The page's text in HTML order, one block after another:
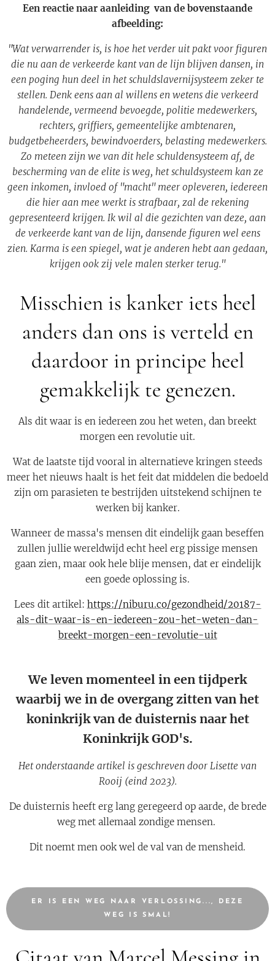
Een reactie naar aanleiding van de bovenstaande
afbeelding:
"Wat verwarrender is, is hoe het verder uit pakt voor figuren
die nu aan de verkeerde kant van de lijn blijven dansen, in
een poging hun deel in het schuldslavernijsysteem zeker te
stellen. Denk eens aan al willens en wetens die verkeerd
handelende, vermeend bevoegde, politie medewerkers,
rechters, griffiers, gemeentelijke ambtenaren,
budgetbeheerders, bewindvoerders, belasting medewerkers.
Zo meteen zijn we van dit hele schuldensysteem af, de
bescherming van de elite is weg, het schuldsysteem kan ze
geen inkomen, invloed of "macht" meer opleveren, iedereen
die hier aan mee werkt is strafbaar, zal de rekening
gepresenteerd krijgen. Ik wil al die gezichten van deze, aan
de verkeerde kant van de lijn, dansende figuren wel eens
zien. Karma is een spiegel, wat je anderen hebt aan gedaan,
krijgen ook zij vele malen sterker terug."
Misschien is kanker iets heel
anders dan ons is verteld en
daardoor in principe heel
gemakkelijk te genezen.
Als dit waar is en iedereen zou het weten, dan breekt
morgen een revolutie uit.
Wat de laatste tijd vooral in alternatieve kringen steeds
meer het nieuws haalt is het feit dat middelen die bedoeld
zijn om parasieten te bestrijden uitstekend schijnen te
werken bij kanker.
Wanneer de massa's mensen dit eindelijk gaan beseffen
zullen jullie wereldwijd echt heel erg pissige mensen
gaan zien, maar ook hele blije mensen, dat er eindelijk
een goede oplossing is.
Lees dit artikel: https://niburu.co/gezondheid/20187-
als-dit-waar-is-en-iedereen-zou-het-weten-dan-
breekt-morgen-een-revolutie-uit
We leven momenteel in een tijdperk
waarbij we in de overgang zitten van het
koninkrijk van de duisternis naar het
Koninkrijk GOD's.
Het onderstaande artikel is geschreven door Lisette van
Rooij (eind 2023).
De duisternis heeft erg lang geregeerd op aarde, de brede
weg met allemaal zondige mensen.
Dit noemt men ook wel de val van de mensheid.
ER IS EEN WEG NAAR VERLOSSING..., DEZE
WEG IS SMAL!